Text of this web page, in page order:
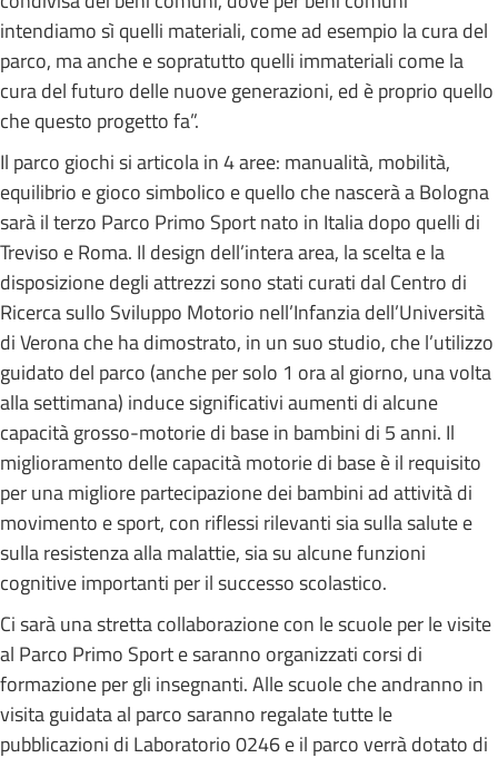
intendiamo sì quelli materiali, come ad esempio la cura del
parco, ma anche e sopratutto quelli immateriali come la
cura del futuro delle nuove generazioni, ed è proprio quello
che questo progetto fa”.
Il parco giochi si articola in 4 aree: manualità, mobilità,
equilibrio e gioco simbolico e quello che nascerà a Bologna
sarà il terzo Parco Primo Sport nato in Italia dopo quelli di
Treviso e Roma. Il design dell’intera area, la scelta e la
disposizione degli attrezzi sono stati curati dal Centro di
Ricerca sullo Sviluppo Motorio nell’Infanzia dell’Università
di Verona che ha dimostrato, in un suo studio, che l’utilizzo
guidato del parco (anche per solo 1 ora al giorno, una volta
alla settimana) induce significativi aumenti di alcune
capacità grosso-motorie di base in bambini di 5 anni. Il
miglioramento delle capacità motorie di base è il requisito
per una migliore partecipazione dei bambini ad attività di
movimento e sport, con riflessi rilevanti sia sulla salute e
sulla resistenza alla malattie, sia su alcune funzioni
cognitive importanti per il successo scolastico.
Ci sarà una stretta collaborazione con le scuole per le visite
al Parco Primo Sport e saranno organizzati corsi di
formazione per gli insegnanti. Alle scuole che andranno in
visita guidata al parco saranno regalate tutte le
pubblicazioni di Laboratorio 0246 e il parco verrà dotato di